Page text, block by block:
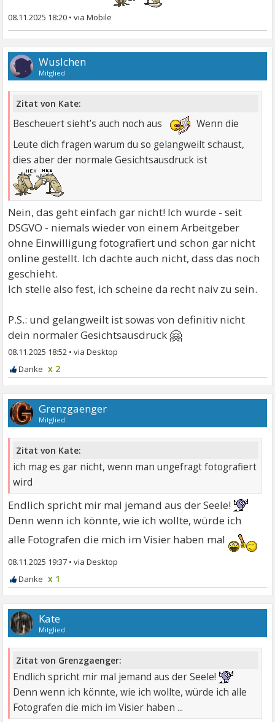
08.11.2025 18:20 •
Wuslchen
Mitglied
Zitat von Kate:
Bescheuert sieht’s auch noch aus
Wenn die
Leute dich fragen warum du so gelangweilt schaust,
dies aber der normale Gesichtsausdruck ist
Nein, das geht einfach gar nicht! Ich wurde - seit
DSGVO - niemals wieder von einem Arbeitgeber
ohne Einwilligung fotografiert und schon gar nicht
online gestellt. Ich dachte auch nicht, dass das noch
geschieht.
Ich stelle also fest, ich scheine da recht naiv zu sein.
P.S.: und gelangweilt ist sowas von definitiv nicht
dein normaler Gesichtsausdruck 🤗
08.11.2025 18:52 •
x 2
Grenzgaenger
Mitglied
Zitat von Kate:
ich mag es gar nicht, wenn man ungefragt fotografiert
wird
Endlich spricht mir mal jemand aus der Seele!
Denn wenn ich könnte, wie ich wollte, würde ich
alle Fotografen die mich im Visier haben mal
08.11.2025 19:37 •
x 1
Kate
Mitglied
Zitat von Grenzgaenger:
Endlich spricht mir mal jemand aus der Seele!
Denn wenn ich könnte, wie ich wollte, würde ich alle
Fotografen die mich im Visier haben ...